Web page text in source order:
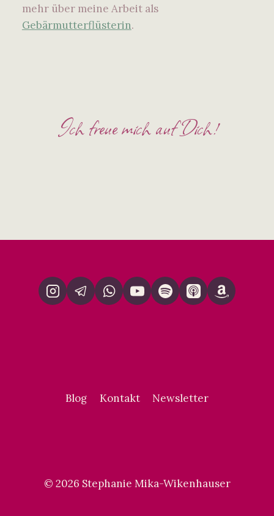
mehr über meine Arbeit als
Gebärmutterflüsterin.
Ich freue mich auf Dich!
Blog Kontakt Newsletter
© 2026 Stephanie Mika-Wikenhauser